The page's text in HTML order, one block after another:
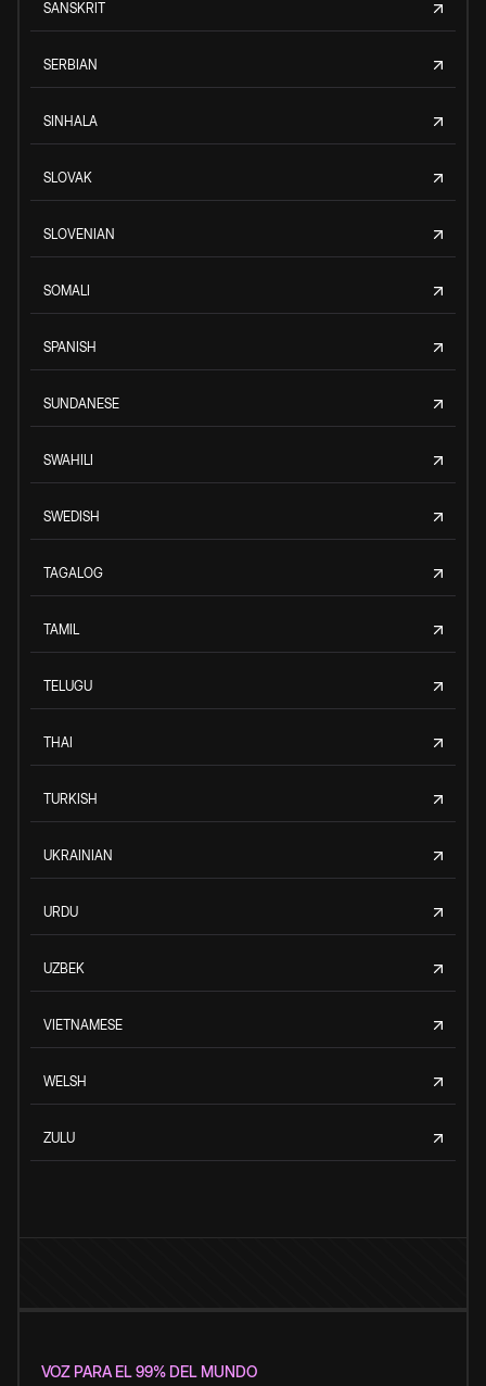
SANSKRIT
SERBIAN
SINHALA
SLOVAK
SLOVENIAN
SOMALI
SPANISH
SUNDANESE
SWAHILI
SWEDISH
TAGALOG
TAMIL
TELUGU
THAI
TURKISH
UKRAINIAN
URDU
UZBEK
VIETNAMESE
WELSH
ZULU
VOZ PARA EL 99% DEL MUNDO